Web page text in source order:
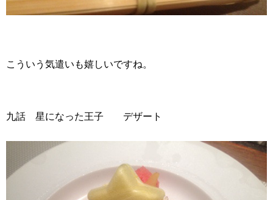
こういう気遣いも嬉しいですね。
九話 星になった王子 デザート